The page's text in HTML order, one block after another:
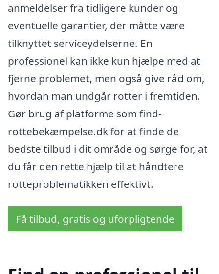
anmeldelser fra tidligere kunder og
eventuelle garantier, der måtte være
tilknyttet serviceydelserne. En
professionel kan ikke kun hjælpe med at
fjerne problemet, men også give råd om,
hvordan man undgår rotter i fremtiden.
Gør brug af platforme som find-
rottebekæmpelse.dk for at finde de
bedste tilbud i dit område og sørge for, at
du får den rette hjælp til at håndtere
rotteproblematikken effektivt.
Få tilbud, gratis og uforpligtende